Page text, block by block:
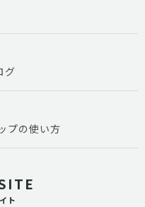
グ
プの使い方
ト